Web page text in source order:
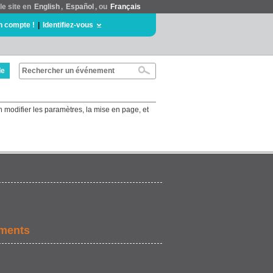
site en English , Español , ou Français
compte ! Identifiez-vous
les paramètres, la mise en page, et